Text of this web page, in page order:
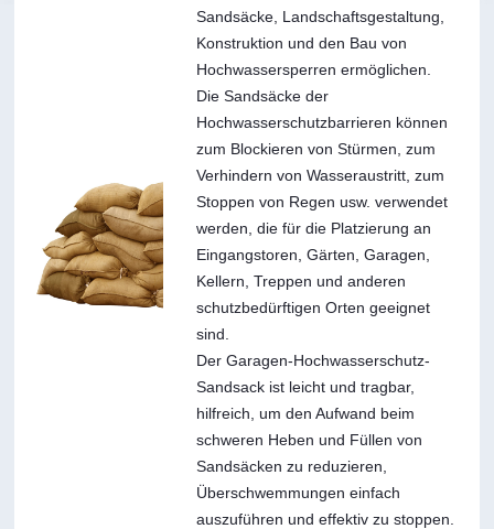
Sandsäcke, Landschaftsgestaltung,
Konstruktion und den Bau von
Hochwassersperren ermöglichen.
Die Sandsäcke der
Hochwasserschutzbarrieren können
zum Blockieren von Stürmen, zum
Verhindern von Wasseraustritt, zum
Stoppen von Regen usw. verwendet
werden, die für die Platzierung an
Eingangstoren, Gärten, Garagen,
Kellern, Treppen und anderen
schutzbedürftigen Orten geeignet
sind.
Der Garagen-Hochwasserschutz-
Sandsack ist leicht und tragbar,
hilfreich, um den Aufwand beim
schweren Heben und Füllen von
Sandsäcken zu reduzieren,
Überschwemmungen einfach
auszuführen und effektiv zu stoppen.